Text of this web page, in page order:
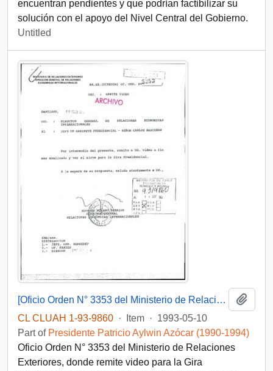
encuentran pendientes y que podrían factibilizar su
solución con el apoyo del Nivel Central del Gobierno.
Untitled
[Oficio Orden N° 3353 del Ministerio de Relaciones Exteriores]
CL CLUAH 1-93-9860 · Item · 1993-05-10
Part of Presidente Patricio Aylwin Azócar (1990-1994)
Oficio Orden N° 3353 del Ministerio de Relaciones
Exteriores, donde remite video para la Gira